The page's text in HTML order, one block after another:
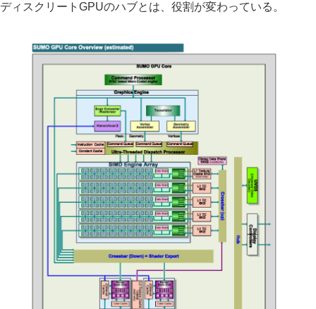
ディスクリートGPUのハブとは、役割が変わっている。